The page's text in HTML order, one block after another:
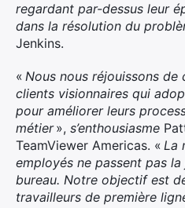
regardant par-dessus leur
dans la résolution du
Jenkins.
« Nous nous réjouissons
clients visionnaires qui
pour améliorer leurs
métier», s’enthousiasme
TeamViewer Americas. « La
employés ne passent pas
bureau. Notre objectif est
travailleurs de première